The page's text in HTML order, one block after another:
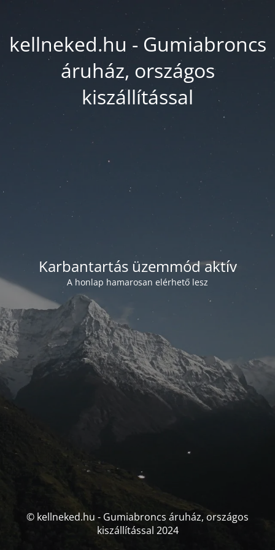
kellneked.hu - Gumiabroncs
áruház, országos
kiszállítással
Karbantartás üzemmód aktív
A honlap hamarosan elérhető lesz
© kellneked.hu - Gumiabroncs áruház, országos
kiszállítással 2024